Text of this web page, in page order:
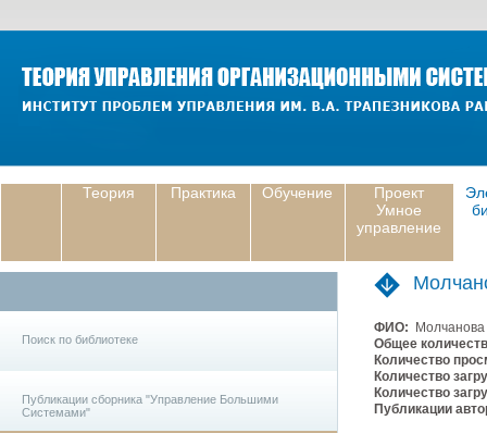
Теория Практика Обучение
Проект
Умное
управление
Поиск по библиотеке
Публикации сборника "Управление Большими
Системами"
ФИО:
Общее
Количество
Количество
Количество
Публикации